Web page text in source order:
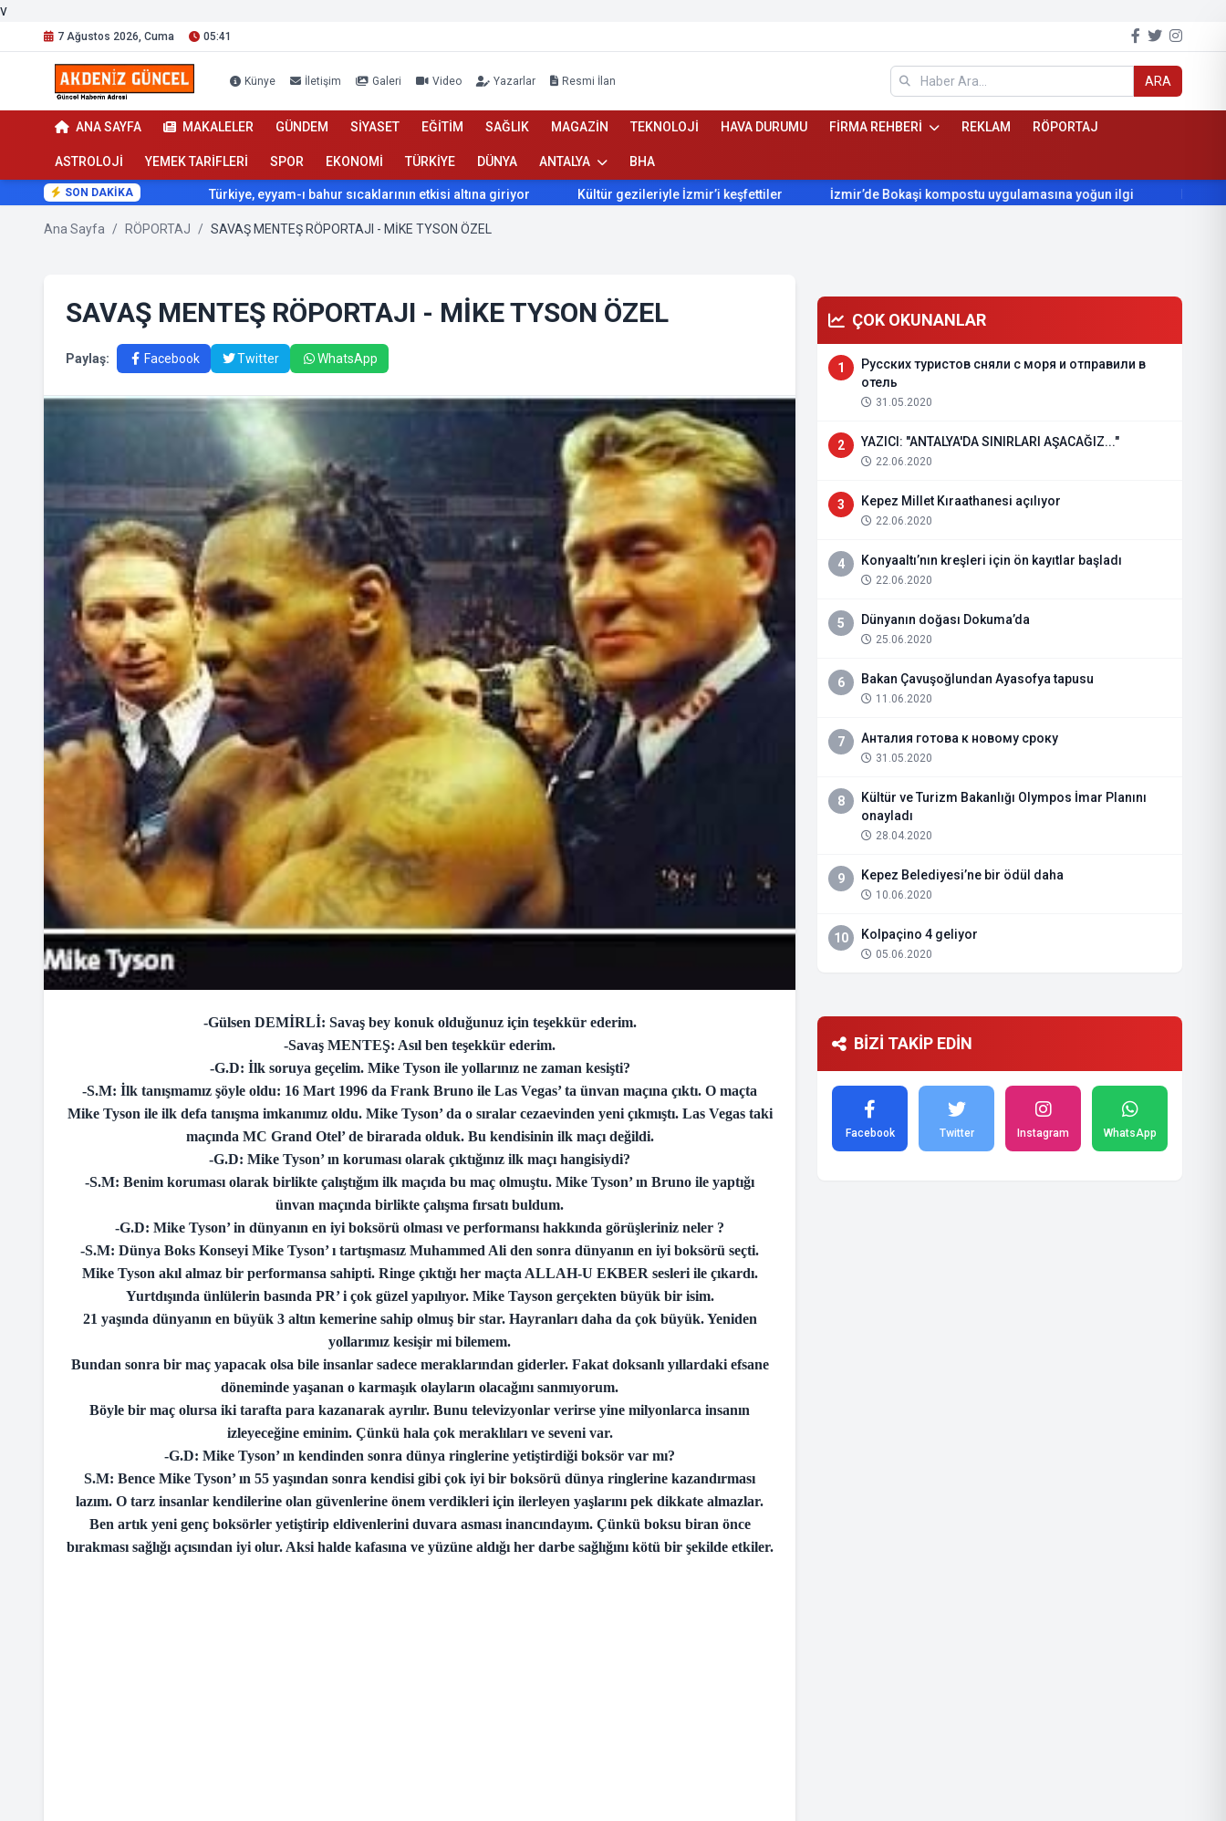
v
7 Ağustos 2026, Cuma 05:41
Künye İletişim Galeri Video Yazarlar Resmi İlan ARA
ANA SAYFA MAKALELER GÜNDEM SİYASET EĞİTİM SAĞLIK MAGAZİN TEKNOLOJİ HAVA DURUMU FİRMA REHBERİ REKLAM RÖPORTAJ
ASTROLOJİ YEMEK TARİFLERİ SPOR EKONOMİ TÜRKİYE DÜNYA ANTALYA BHA
SON DAKİKATürkiye, eyyam-ı bahur sıcaklarının etkisi altına giriyor Kültür gezileriyle İzmir’i keşfettiler İzmir’de Bokaşi kompostu uygulamasına yoğun ilgi Beydağ’ın yıllardır
Ana Sayfa / RÖPORTAJ / SAVAŞ MENTEŞ RÖPORTAJI - MİKE TYSON ÖZEL
SAVAŞ MENTEŞ RÖPORTAJI - MİKE TYSON ÖZEL
Paylaş: Facebook Twitter WhatsApp
-Gülsen DEMİRLİ: Savaş bey konuk olduğunuz için teşekkür ederim.
-Savaş MENTEŞ: Asıl ben teşekkür ederim.
-G.D: İlk soruya geçelim. Mike Tyson ile yollarınız ne zaman kesişti?
-S.M: İlk tanışmamız şöyle oldu: 16 Mart 1996 da Frank Bruno ile Las Vegas’ ta ünvan maçına çıktı. O maçta
Mike Tyson ile ilk defa tanışma imkanımız oldu. Mike Tyson’ da o sıralar cezaevinden yeni çıkmıştı. Las Vegas taki
maçında MC Grand Otel’ de birarada olduk. Bu kendisinin ilk maçı değildi.
-G.D: Mike Tyson’ ın koruması olarak çıktığınız ilk maçı hangisiydi?
-S.M: Benim koruması olarak birlikte çalıştığım ilk maçıda bu maç olmuştu. Mike Tyson’ ın Bruno ile yaptığı
ünvan maçında birlikte çalışma fırsatı buldum.
-G.D: Mike Tyson’ in dünyanın en iyi boksörü olması ve performansı hakkında görüşleriniz neler ?
-S.M: Dünya Boks Konseyi Mike Tyson’ ı tartışmasız Muhammed Ali den sonra dünyanın en iyi boksörü seçti.
Mike Tyson akıl almaz bir performansa sahipti. Ringe çıktığı her maçta ALLAH-U EKBER sesleri ile çıkardı.
Yurtdışında ünlülerin basında PR’ i çok güzel yapılıyor. Mike Tayson gerçekten büyük bir isim.
21 yaşında dünyanın en büyük 3 altın kemerine sahip olmuş bir star. Hayranları daha da çok büyük. Yeniden
yollarımız kesişir mi bilemem.
Bundan sonra bir maç yapacak olsa bile insanlar sadece meraklarından giderler. Fakat doksanlı yıllardaki efsane
döneminde yaşanan o karmaşık olayların olacağını sanmıyorum.
Böyle bir maç olursa iki tarafta para kazanarak ayrılır. Bunu televizyonlar verirse yine milyonlarca insanın
izleyeceğine eminim. Çünkü hala çok meraklıları ve seveni var.
-G.D: Mike Tyson’ ın kendinden sonra dünya ringlerine yetiştirdiği boksör var mı?
S.M: Bence Mike Tyson’ ın 55 yaşından sonra kendisi gibi çok iyi bir boksörü dünya ringlerine kazandırması
lazım. O tarz insanlar kendilerine olan güvenlerine önem verdikleri için ilerleyen yaşlarını pek dikkate almazlar.
Ben artık yeni genç boksörler yetiştirip eldivenlerini duvara asması inancındayım. Çünkü boksu biran önce
bırakması sağlığı açısından iyi olur. Aksi halde kafasına ve yüzüne aldığı her darbe sağlığını kötü bir şekilde etkiler.
ÇOK OKUNANLAR
1
Русских туристов сняли с моря и отправили в
отель
31.05.2020
2 YAZICI: "ANTALYA'DA SINIRLARI AŞACAĞIZ..."
22.06.2020
3 Kepez Millet Kıraathanesi açılıyor
22.06.2020
4 Konyaaltı’nın kreşleri için ön kayıtlar başladı
22.06.2020
5 Dünyanın doğası Dokuma’da
25.06.2020
6 Bakan Çavuşoğlundan Ayasofya tapusu
11.06.2020
7 Анталия готова к новому сроку
31.05.2020
8
Kültür ve Turizm Bakanlığı Olympos İmar Planını
onayladı
28.04.2020
9 Kepez Belediyesi’ne bir ödül daha
10.06.2020
10 Kolpaçino 4 geliyor
05.06.2020
BİZİ TAKİP EDİN
Facebook Twitter Instagram WhatsApp